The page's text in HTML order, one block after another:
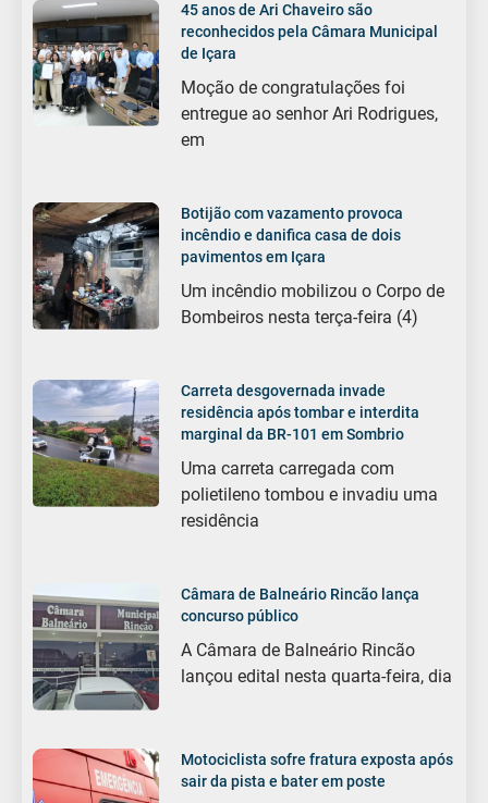
45 anos de Ari Chaveiro são
reconhecidos pela Câmara Municipal
de Içara
Moção de congratulações foi
entregue ao senhor Ari Rodrigues,
em
Botijão com vazamento provoca
incêndio e danifica casa de dois
pavimentos em Içara
Um incêndio mobilizou o Corpo de
Bombeiros nesta terça-feira (4)
Carreta desgovernada invade
residência após tombar e interdita
marginal da BR-101 em Sombrio
Uma carreta carregada com
polietileno tombou e invadiu uma
residência
Câmara de Balneário Rincão lança
concurso público
A Câmara de Balneário Rincão
lançou edital nesta quarta-feira, dia
Motociclista sofre fratura exposta após
sair da pista e bater em poste